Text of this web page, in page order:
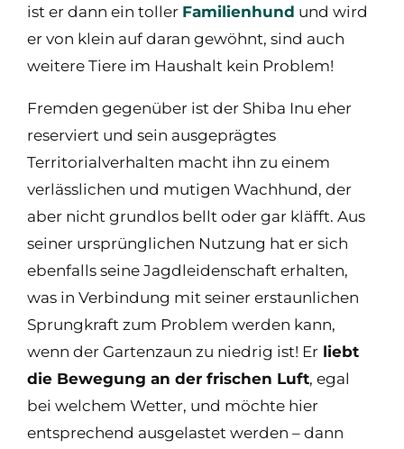
ist er dann ein toller Familienhund und wird
er von klein auf daran gewöhnt, sind auch
weitere Tiere im Haushalt kein Problem!
Fremden gegenüber ist der Shiba Inu eher
reserviert und sein ausgeprägtes
Territorialverhalten macht ihn zu einem
verlässlichen und mutigen Wachhund, der
aber nicht grundlos bellt oder gar kläfft. Aus
seiner ursprünglichen Nutzung hat er sich
ebenfalls seine Jagdleidenschaft erhalten,
was in Verbindung mit seiner erstaunlichen
Sprungkraft zum Problem werden kann,
wenn der Gartenzaun zu niedrig ist! Er liebt
die Bewegung an der frischen Luft, egal
bei welchem Wetter, und möchte hier
entsprechend ausgelastet werden – dann